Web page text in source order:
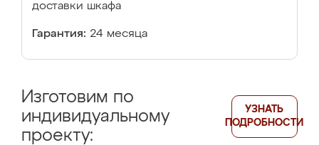
доставки шкафа
Гарантия: 24 месяца
Изготовим по
индивидуальному
проекту:
УЗНАТЬ
ПОДРОБНОСТИ